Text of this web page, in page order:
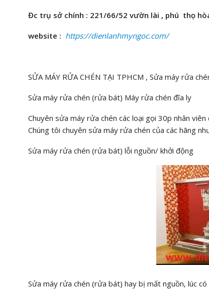
Đc trụ sở chính : 221/66/52 vườn lài , phú thọ
website : https://dienlanhmyngoc.com/
SỬA MÁY RỬA CHÉN TẠI TPHCM , Sửa máy rửa
Sửa máy rửa chén (rửa bát) Máy rửa chén đĩa ly
Chuyên sửa máy rửa chén các loại gọi 30p nhân
Chúng tôi chuyên sửa máy rửa chén của các hãng
Sửa máy rửa chén (rửa bát) lỗi nguồn/ khởi động
Sửa máy rửa chén (rửa bát) hay bị mất nguồn, lúc có